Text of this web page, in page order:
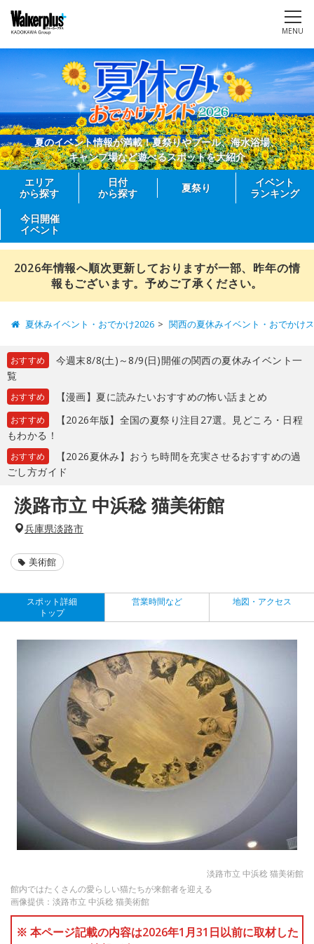
MENU
夏のイベント情報が満載！夏祭りやプール、海水浴場、
キャンプ場など遊べるスポットを大紹介
エリア
から探す
日付
から探す
夏祭り
イベント
ランキング
今日開催
イベント
2026年情報へ順次更新しておりますが一部、昨年の情
報もございます。予めご了承ください。
夏休みイベント・おでかけ2026 関西の夏休みイベント・おでかけ
おすすめ
今週末8/8(土)～8/9(日)開催の関西の夏休みイベント一
覧
おすすめ 【漫画】夏に読みたいおすすめの怖い話まとめ
おすすめ
【2026年版】全国の夏祭り注目27選。見どころ・日程
もわかる！
おすすめ
【2026夏休み】おうち時間を充実させるおすすめの過
ごし方ガイド
淡路市立 中浜稔 猫美術館
兵庫県淡路市
美術館
スポット詳細
トップ
営業時間など 地図・アクセス
淡路市立 中浜稔 猫美術館
館内ではたくさんの愛らしい猫たちが来館者を迎える
画像提供：淡路市立 中浜稔 猫美術館
※ 本ページ記載の内容は2026年1月31日以前に取材した